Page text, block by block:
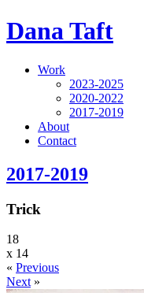
Dana Taft
Work
2023-2025
2020-2022
2017-2019
About
Contact
2017-2019
Trick
18
x 14
« Previous
Next»